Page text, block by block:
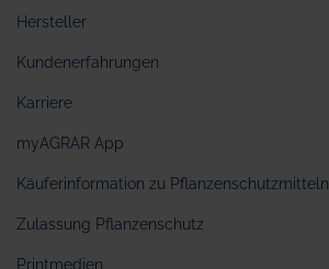
Hersteller
Kundenerfahrungen
Karriere
myAGRAR App
Käuferinformation zu Pflanzenschutzmitteln
Zulassung Pflanzenschutz
Printmedien